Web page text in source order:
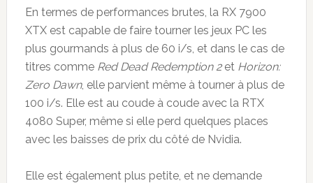
En termes de performances brutes, la RX 7900
XTX est capable de faire tourner les jeux PC les
plus gourmands à plus de 60 i/s, et dans le cas de
titres comme Red Dead Redemption 2 et Horizon:
Zero Dawn, elle parvient même à tourner à plus de
100 i/s. Elle est au coude à coude avec la RTX
4080 Super, même si elle perd quelques places
avec les baisses de prix du côté de Nvidia.
Elle est également plus petite, et ne demande